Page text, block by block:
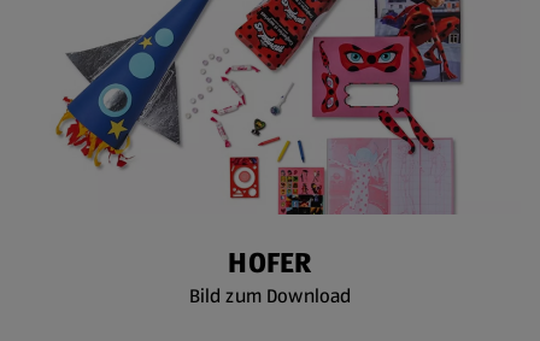
HOFER
Bild zum Download